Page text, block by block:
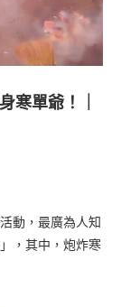
寒單爺！｜
動，最廣為人知
，其中，炮炸寒